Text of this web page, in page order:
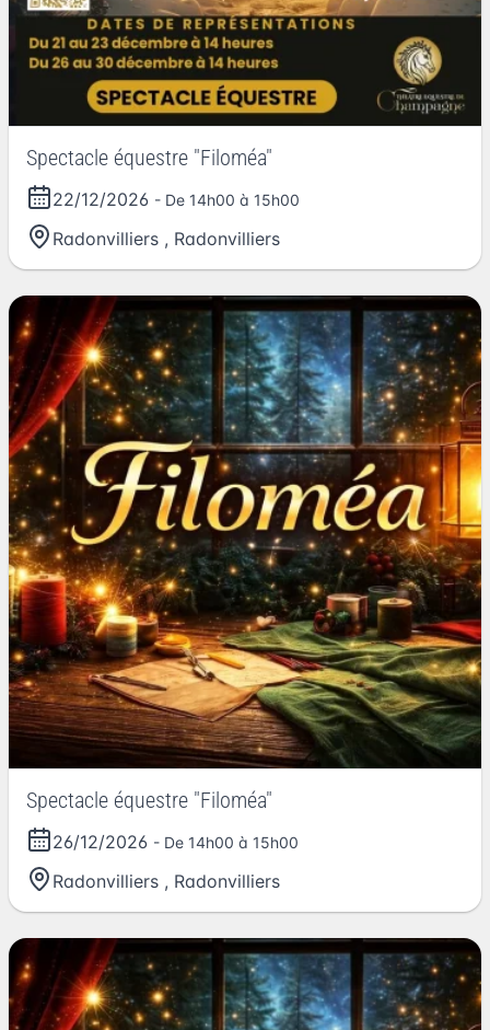
Spectacle équestre "Filoméa"
22/12/2026 - De 14h00 à 15h00
Radonvilliers , Radonvilliers
Spectacle équestre "Filoméa"
26/12/2026 - De 14h00 à 15h00
Radonvilliers , Radonvilliers